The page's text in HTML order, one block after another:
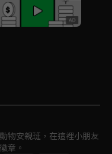
物安親班，在這裡小朋友
章。